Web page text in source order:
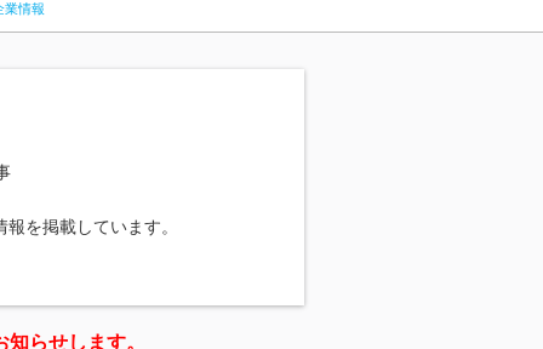
業情報
を掲載しています。
らせします。